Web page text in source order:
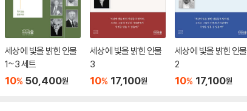
세상에 빛을 밝힌 인물
1~3 세트
10% 50,400원
세상에 빛을 밝힌 인물
3
10% 17,100원
세상에 빛을 밝힌 인물
2
10% 17,100원